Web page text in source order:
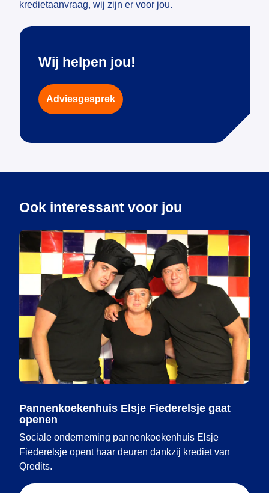
kredietaanvraag, wij zijn er voor jou.
Wij helpen jou!
Adviesgesprek
Ook interessant voor jou
Pannenkoekenhuis Elsje Fiederelsje gaat
openen
Sociale onderneming pannenkoekenhuis Elsje
Fiederelsje opent haar deuren dankzij krediet van
Qredits.